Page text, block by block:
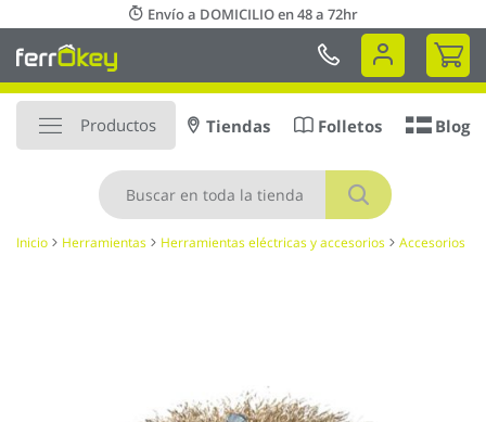
al
contenido
Envío a DOMICILIO en 48 a 72hr
Mi
Productos
Buscar
Tiendas Folletos Blog
Inicio Herramientas Herramientas eléctricas y accesorios Accesorios